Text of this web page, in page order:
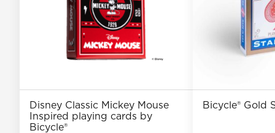
Disney Classic Mickey Mouse
Inspired playing cards by
Bicycle®
Bicycle® Gold